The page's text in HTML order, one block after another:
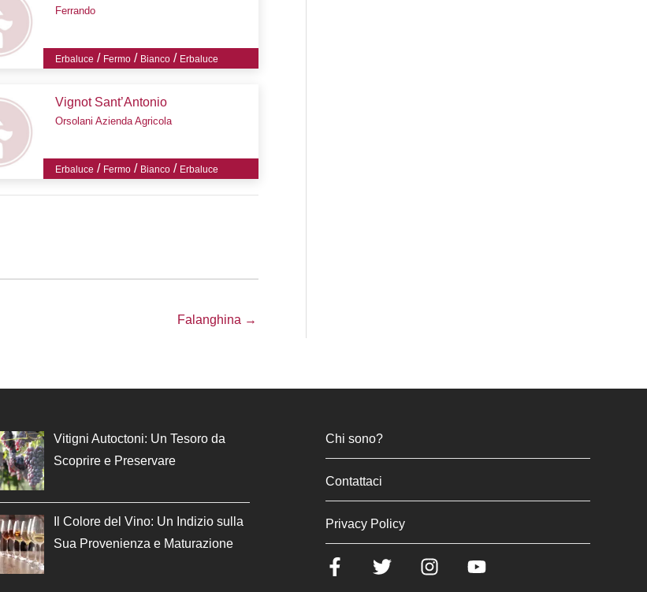
Ferrando
Erbaluce / Fermo / Bianco / Erbaluce
Vignot Sant’Antonio
Orsolani Azienda Agricola
Erbaluce / Fermo / Bianco / Erbaluce
Falanghina →
Vitigni Autoctoni: Un Tesoro da
Scoprire e Preservare
Il Colore del Vino: Un Indizio sulla
Sua Provenienza e Maturazione
Chi sono?
Contattaci
Privacy Policy